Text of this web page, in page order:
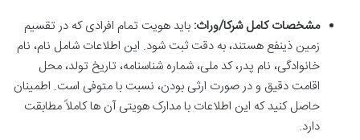
مشخصات کامل شرکا/وراث: باید هویت تمام افرادی که در تقسیم
زمین ذینفع هستند، به دقت ثبت شود. این اطلاعات شامل نام، نام
خانوادگی، نام پدر، کد ملی، شماره شناسنامه، تاریخ تولد، محل
اقامت دقیق و در صورت ارثی بودن، نسبت با متوفی است. اطمینان
حاصل کنید که این اطلاعات با مدارک هویتی آن ها کاملاً مطابقت
دارد.